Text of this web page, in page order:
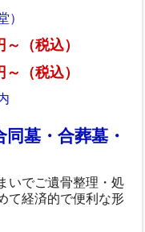
）
（税込）
（税込）
墓・合葬墓・
いでご遺骨整理・処
て経済的で便利な形